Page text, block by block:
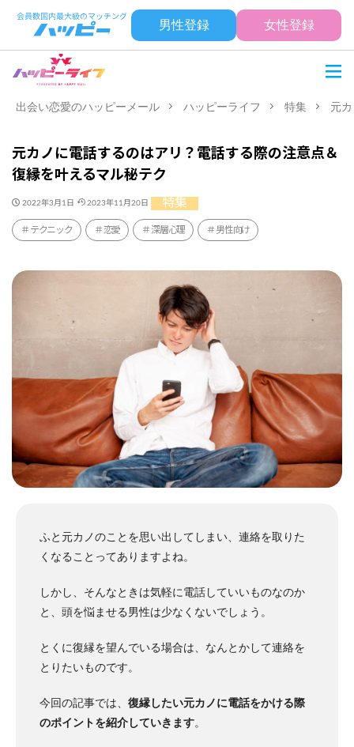
男性登録 女性登録
出会い恋愛のハッピーメール ハッピーライフ 特集 元
元カノに電話するのはアリ？電話する際の注意点＆
復縁を叶えるマル秘テク
2022年3月1日 2023年11月20日 特集
テクニック 恋愛 深層心理 男性向け
ふと元カノのことを思い出してしまい、連絡を取りた
くなることってありますよね。
しかし、そんなときは気軽に電話していいものなのか
と、頭を悩ませる男性は少なくないでしょう。
とくに復縁を望んでいる場合は、なんとかして連絡を
とりたいものです。
今回の記事では、 復縁したい元カノに電話をかける際
のポイントを紹介していきます。